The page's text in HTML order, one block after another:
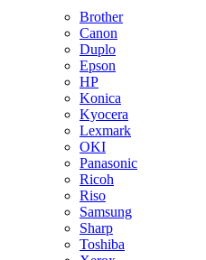
Brother
Canon
Duplo
Epson
HP
Konica
Kyocera
Lexmark
OKI
Panasonic
Ricoh
Riso
Samsung
Sharp
Toshiba